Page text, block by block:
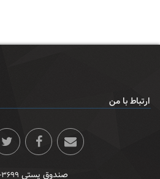
ارتباط با من
صندوق پستی ۳۶۹۹- ۱۶۷۶۵